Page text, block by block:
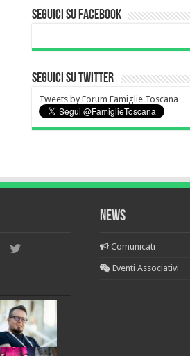
Seguici su Facebook
Seguici su Twitter
Tweets by Forum Famiglie Toscana
NEWS
Comunicati
Eventi Associativi